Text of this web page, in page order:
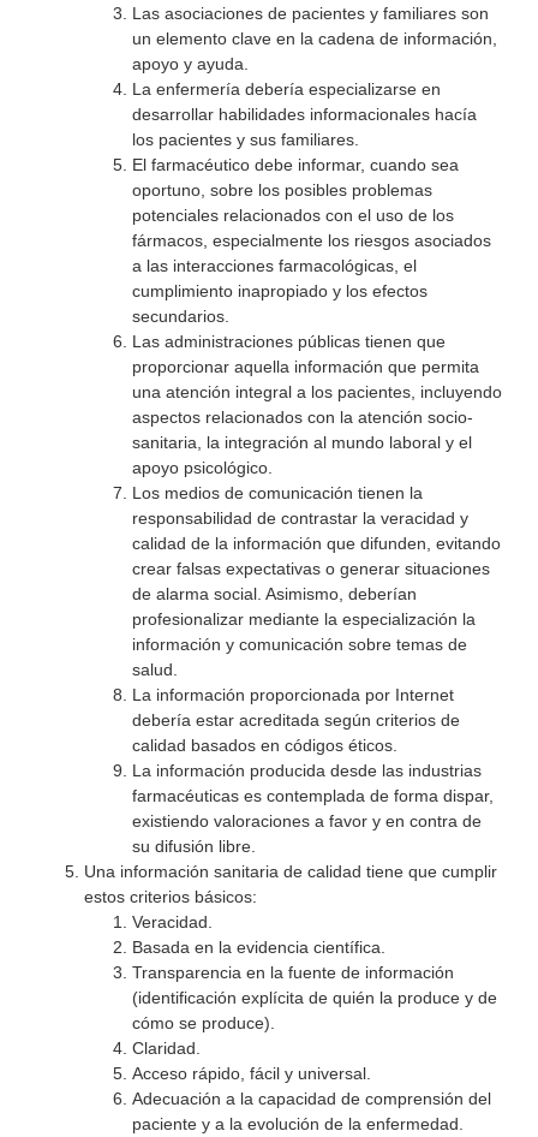
Las asociaciones de pacientes y familiares son
un elemento clave en la cadena de información,
apoyo y ayuda.
La enfermería debería especializarse en
desarrollar habilidades informacionales hacía
los pacientes y sus familiares.
El farmacéutico debe informar, cuando sea
oportuno, sobre los posibles problemas
potenciales relacionados con el uso de los
fármacos, especialmente los riesgos asociados
a las interacciones farmacológicas, el
cumplimiento inapropiado y los efectos
secundarios.
Las administraciones públicas tienen que
proporcionar aquella información que permita
una atención integral a los pacientes, incluyendo
aspectos relacionados con la atención socio-
sanitaria, la integración al mundo laboral y el
apoyo psicológico.
Los medios de comunicación tienen la
responsabilidad de contrastar la veracidad y
calidad de la información que difunden, evitando
crear falsas expectativas o generar situaciones
de alarma social. Asimismo, deberían
profesionalizar mediante la especialización la
información y comunicación sobre temas de
salud.
La información proporcionada por Internet
debería estar acreditada según criterios de
calidad basados en códigos éticos.
La información producida desde las industrias
farmacéuticas es contemplada de forma dispar,
existiendo valoraciones a favor y en contra de
su difusión libre.
Una información sanitaria de calidad tiene que cumplir
estos criterios básicos:
Veracidad.
Basada en la evidencia científica.
Transparencia en la fuente de información
(identificación explícita de quién la produce y de
cómo se produce).
Claridad.
Acceso rápido, fácil y universal.
Adecuación a la capacidad de comprensión del
paciente y a la evolución de la enfermedad.